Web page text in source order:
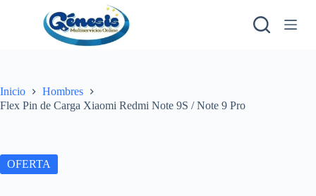
a
l
t
e
n
Inicio
Hombres
Flex Pin de Carga Xiaomi Redmi Note 9S / Note 9 Pro
OFERTA